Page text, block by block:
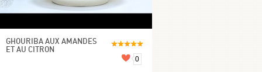
GHOURIBA AUX AMANDES
ET AU CITRON
0